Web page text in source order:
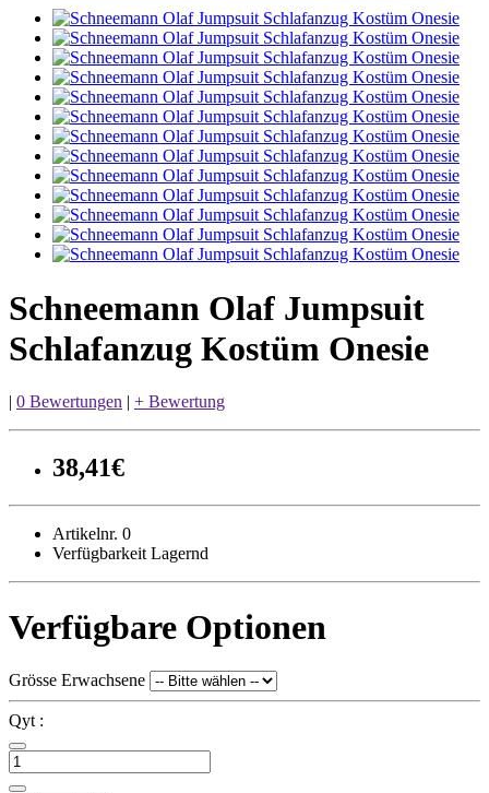
Schneemann Olaf Jumpsuit
Schlafanzug Kostüm Onesie
| 0 Bewertungen | + Bewertung
38,41€
Artikelnr. 0
Verfügbarkeit Lagernd
Verfügbare Optionen
Grösse Erwachsene
Qyt :